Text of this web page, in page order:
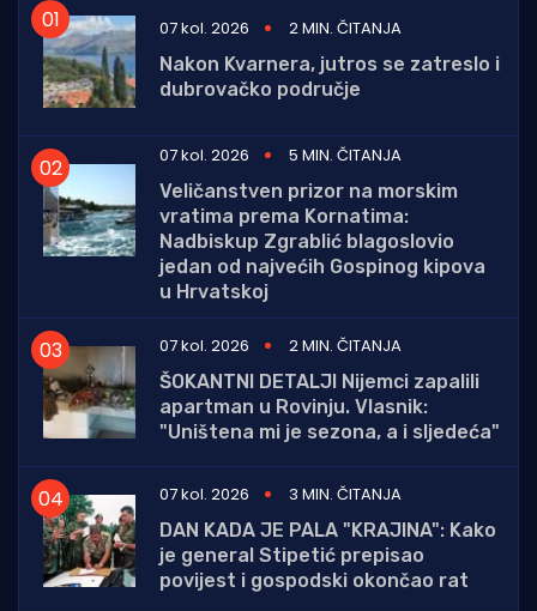
07 kol. 2026
2 MIN. ČITANJA
Nakon Kvarnera, jutros se zatreslo i
dubrovačko područje
07 kol. 2026
5 MIN. ČITANJA
Veličanstven prizor na morskim
vratima prema Kornatima:
Nadbiskup Zgrablić blagoslovio
jedan od najvećih Gospinog kipova
u Hrvatskoj
07 kol. 2026
2 MIN. ČITANJA
ŠOKANTNI DETALJI Nijemci zapalili
apartman u Rovinju. Vlasnik:
"Uništena mi je sezona, a i sljedeća"
07 kol. 2026
3 MIN. ČITANJA
DAN KADA JE PALA "KRAJINA": Kako
je general Stipetić prepisao
povijest i gospodski okončao rat